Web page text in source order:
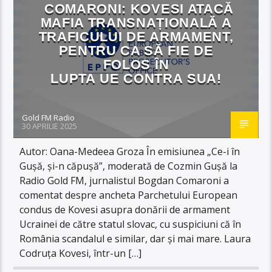
COMARONI: KOVESI ATACĂ
MAFIA TRANSNAȚIONALĂ A
TRAFICULUI DE ARMAMENT,
PENTRU CA SĂ FIE DE
FOLOS ÎN
LUPTA UE CONTRA SUA!
Gold FM Radio
30 APRILIE 2025
Autor: Oana-Medeea Groza În emisiunea „Ce-i în
Gușă, și-n căpușă”, moderată de Cozmin Gușă la
Radio Gold FM, jurnalistul Bogdan Comaroni a
comentat despre ancheta Parchetului European
condus de Kovesi asupra donării de armament
Ucrainei de către statul slovac, cu suspiciuni că în
România scandalul e similar, dar și mai mare. Laura
Codruța Kovesi, într-un […]